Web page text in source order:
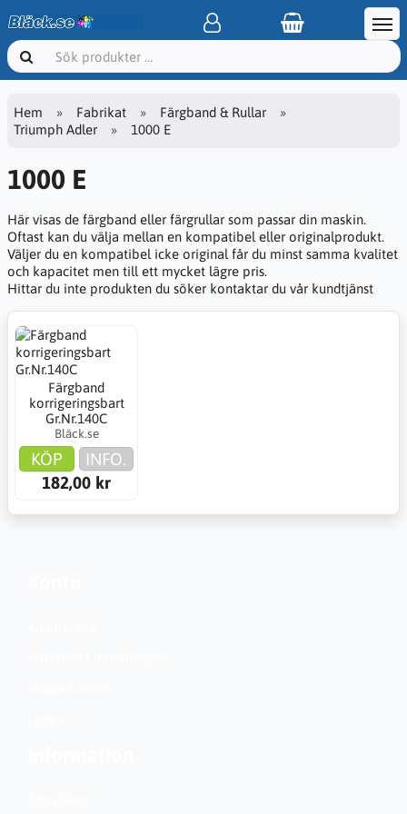
Hem Fabrikat
Färgband & Rullar
Triumph Adler
1000 E
1000 E
Här visas de färgband eller färgrullar som passar din maskin.
Oftast kan du välja mellan en kompatibel eller originalprodukt.
Väljer du en kompatibel icke original får du minst samma kvalitet
och kapacitet men till ett mycket lägre pris.
Hittar du inte produkten du söker kontaktar du vår kundtjänst
Färgband
korrigeringsbart
Gr.Nr.140C
Bläck.se
KÖP
INFO.
182,00 kr